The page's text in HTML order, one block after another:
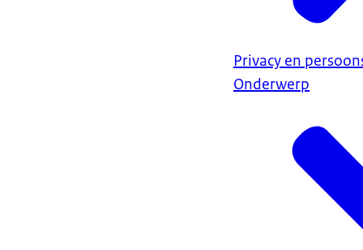
Privacy en
Onderwerp